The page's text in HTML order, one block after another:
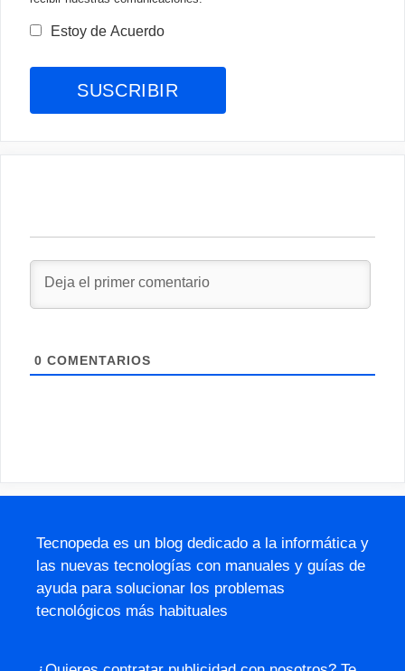
Estoy de Acuerdo
0 COMENTARIOS
Tecnopeda es un blog dedicado a la informática y
las nuevas tecnologías con manuales y guías de
ayuda para solucionar los problemas
tecnológicos más habituales